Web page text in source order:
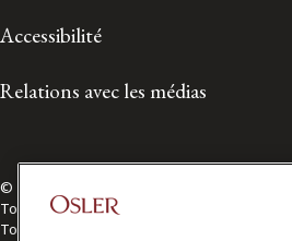
Accessibilité
Relations avec les médias
© 2026 Osler, Hoskin & Harcourt S.E.N.C.R.L./
Tous droits réservés
Toronto | Montréal | Calgary | Vancouver |